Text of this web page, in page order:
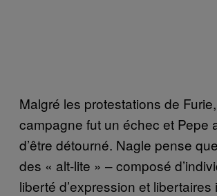
Malgré les protestations de
campagne fut un échec et Pepe
d’être détourné. Nagle pense
des « alt-lite » – composé
liberté d’expression et